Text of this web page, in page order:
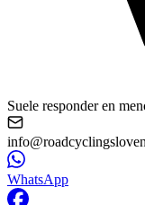
Suele responder en
WhatsApp